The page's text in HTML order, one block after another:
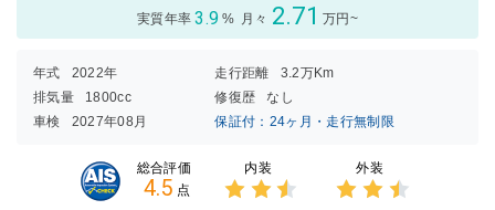
実質年率 3.9 % 月々 2.71 万円~
年式 2022年 走行距離
3.2万Km
排気量
1800cc 修復歴
なし
車検
2027年08月 保証付：24ヶ月・走行無制限
総合評価
4.5 点
内装 外装